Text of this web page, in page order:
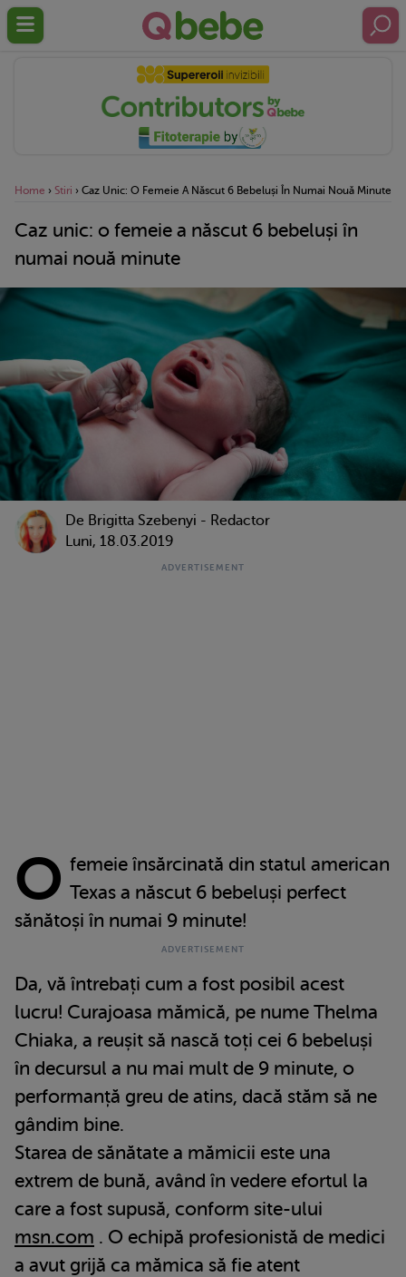
Home › Stiri › Caz Unic: O Femeie A Născut 6 Bebeluși În Numai Nouă Minute
Caz unic: o femeie a născut 6 bebeluși în
numai nouă minute
De Brigitta Szebenyi - Redactor
Luni, 18.03.2019
O femeie însărcinată din statul american
Texas a născut 6 bebeluși perfect
sănătoși în numai 9 minute!
Da, vă întrebați cum a fost posibil acest
lucru! Curajoasa mămică, pe nume Thelma
Chiaka, a reușit să nască toți cei 6 bebeluși
în decursul a nu mai mult de 9 minute, o
performanță greu de atins, dacă stăm să ne
gândim bine.
Starea de sănătate a mămicii este una
extrem de bună, având în vedere efortul la
care a fost supusă, conform site-ului
msn.com . O echipă profesionistă de medici
a avut grijă ca mămica să fie atent